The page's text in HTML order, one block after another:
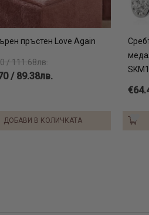
пръстен Love Again
/ 111.68лв.
/ 89.38лв.
ДОБАВИ В КОЛИЧКАТА